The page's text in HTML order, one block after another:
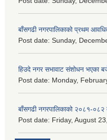
बाँसगढी नगरपालिकाको प्रथम
Post date: Sunday,
हिउदे नगर सभावाट संशोधन भएका
Post date: Monday,
बाँसगढी नगरपालिकाको २०८१-
Post date: Friday, August